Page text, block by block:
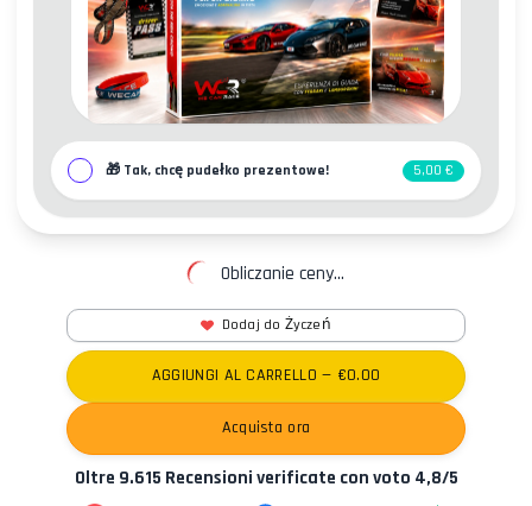
Kontakty
Dodaj do Życzeń
Obliczanie ceny...
🎁 Tak, chcę pudełko prezentowe! 5,00 €
AGGIUNGI AL CARRELLO — €0.00
Acquista ora
Oltre 9.615 Recensioni verificate con voto 4,8/5